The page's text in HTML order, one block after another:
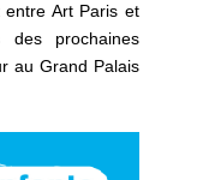
entre Art Paris et
des prochaines
au Grand Palais